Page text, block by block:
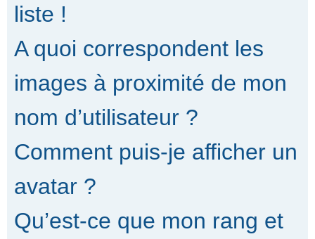
liste !
A quoi correspondent les
images à proximité de mon
nom d’utilisateur ?
Comment puis-je afficher un
avatar ?
Qu’est-ce que mon rang et